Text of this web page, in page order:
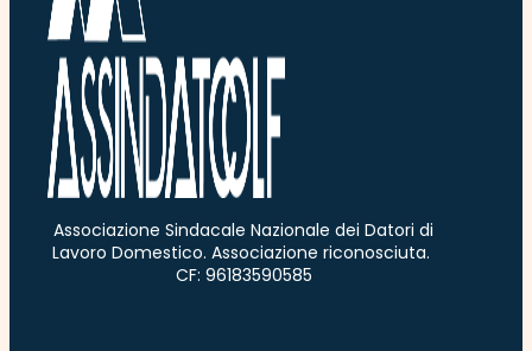
Associazione Sindacale Nazionale dei Datori di
Lavoro Domestico. Associazione riconosciuta.
CF: 96183590585